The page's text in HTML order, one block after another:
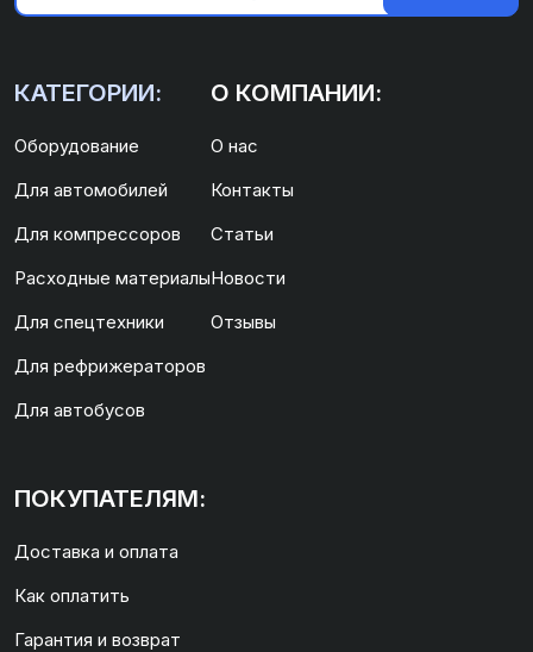
КАТЕГОРИИ:
Оборудование
Для автомобилей
Для компрессоров
Расходные материалы
Для спецтехники
Для рефрижераторов
Для автобусов
О КОМПАНИИ:
О нас
Контакты
Статьи
Новости
Отзывы
ПОКУПАТЕЛЯМ:
Доставка и оплата
Как оплатить
Гарантия и возврат